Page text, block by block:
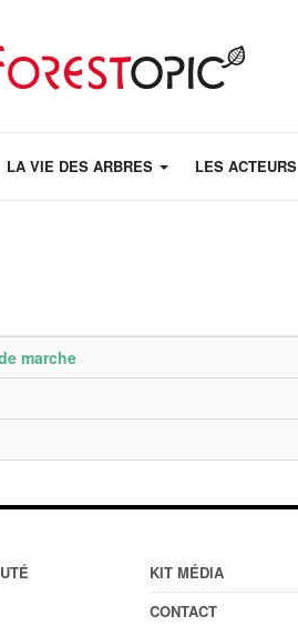
LA VIE DES ARBRES LES ACTEURS
marche
KIT MÉDIA
CONTACT